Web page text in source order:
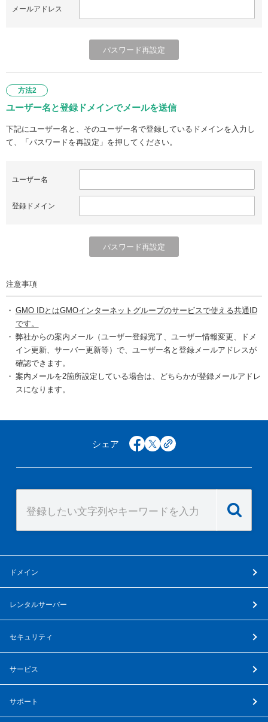
メールアドレス
方法2
ユーザー名と登録ドメインでメールを送信
下記にユーザー名と、そのユーザー名で登録しているドメインを入力し
て、「パスワードを再設定」を押してください。
ユーザー名
登録ドメイン
注意事項
GMO IDとはGMOインターネットグループのサービスで使える共通ID
です。
弊社からの案内メール（ユーザー登録完了、ユーザー情報変更、ドメ
イン更新、サーバー更新等）で、ユーザー名と登録メールアドレスが
確認できます。
案内メールを2箇所設定している場合は、どちらかが登録メールアドレ
スになります。
シェア facebook
x copy
ドメイン
レンタルサーバー
セキュリティ
サービス
サポート